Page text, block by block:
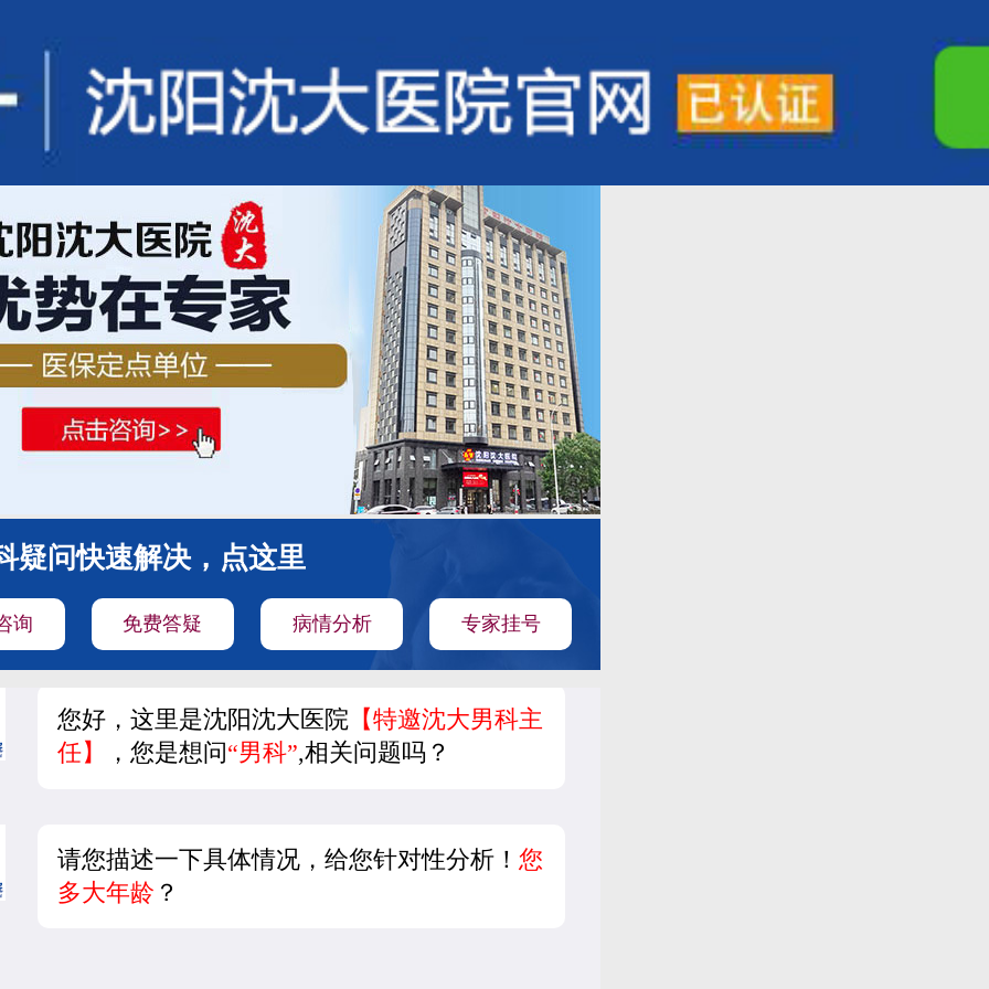
疑问快速解决，点这里
询 免费答疑 病情分析 专家挂号
您好，这里是沈阳沈大医院【特邀沈大男科主
任】
，您是想问“男科”,相关问题吗？
请您描述一下具体情况，给您针对性分析！ 您
多大年龄 ？